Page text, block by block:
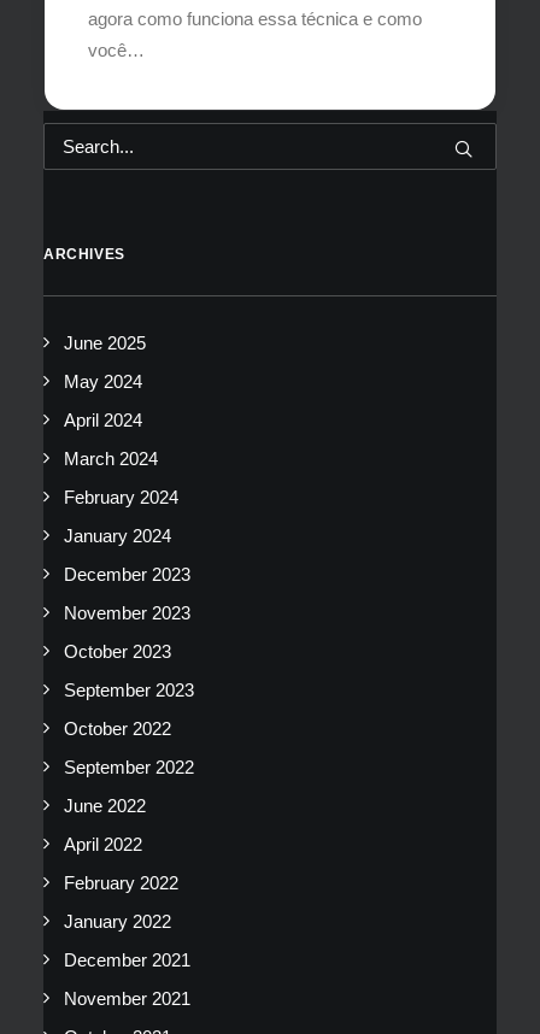
agora como funciona essa técnica e como
você…
ARCHIVES
June 2025
May 2024
April 2024
March 2024
February 2024
January 2024
December 2023
November 2023
October 2023
September 2023
October 2022
September 2022
June 2022
April 2022
February 2022
January 2022
December 2021
November 2021